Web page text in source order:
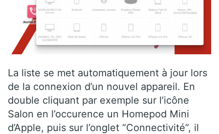
La liste se met automatiquement à jour lors
de la connexion d’un nouvel appareil. En
double cliquant par exemple sur l’icône
Salon en l’occurence un Homepod Mini
d’Apple, puis sur l’onglet “Connectivité”, il